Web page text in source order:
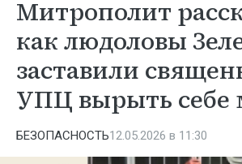
Митрополит
как людоловы
заставили
УПЦ вырыть себе
БЕЗОПАСНОСТЬ12.05.2026 в 11:30